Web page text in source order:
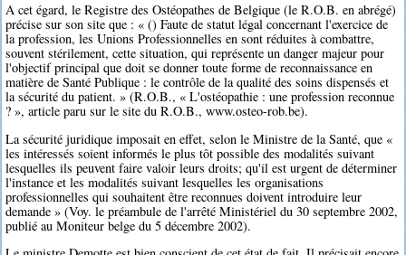
A cet égard, le Registre des Ostéopathes de Belgique (le R.O.B. en abrégé)
précise sur son site que : « () Faute de statut légal concernant l'exercice de
la profession, les Unions Professionnelles en sont réduites à combattre,
souvent stérilement, cette situation, qui représente un danger majeur pour
l'objectif principal que doit se donner toute forme de reconnaissance en
matière de Santé Publique : le contrôle de la qualité des soins dispensés et
la sécurité du patient. » (R.O.B., « L'ostéopathie : une profession reconnue
? », article paru sur le site du R.O.B., www.osteo-rob.be).
La sécurité juridique imposait en effet, selon le Ministre de la Santé, que «
les intéressés soient informés le plus tôt possible des modalités suivant
lesquelles ils peuvent faire valoir leurs droits; qu'il est urgent de déterminer
l'instance et les modalités suivant lesquelles les organisations
professionnelles qui souhaitent être reconnues doivent introduire leur
demande » (Voy. le préambule de l'arrêté Ministériel du 30 septembre 2002,
publié au Moniteur belge du 5 décembre 2002).